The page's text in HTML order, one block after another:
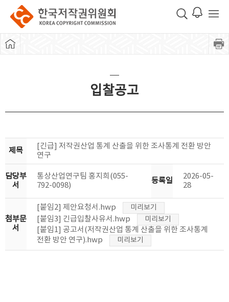
입찰공고
제목
[긴급] 저작권산업 통계 산출을 위한 조사통계 전환 방안
연구
담당부
서
통상산업연구팀 홍지희(055-
792-0098)
등록일
2026-05-
28
첨부문
서
[붙임2] 제안요청서.hwp 미리보기
[붙임3] 긴급입찰사유서.hwp 미리보기
[붙임1] 공고서(저작권산업 통계 산출을 위한 조사통계
전환 방안 연구).hwp
미리보기